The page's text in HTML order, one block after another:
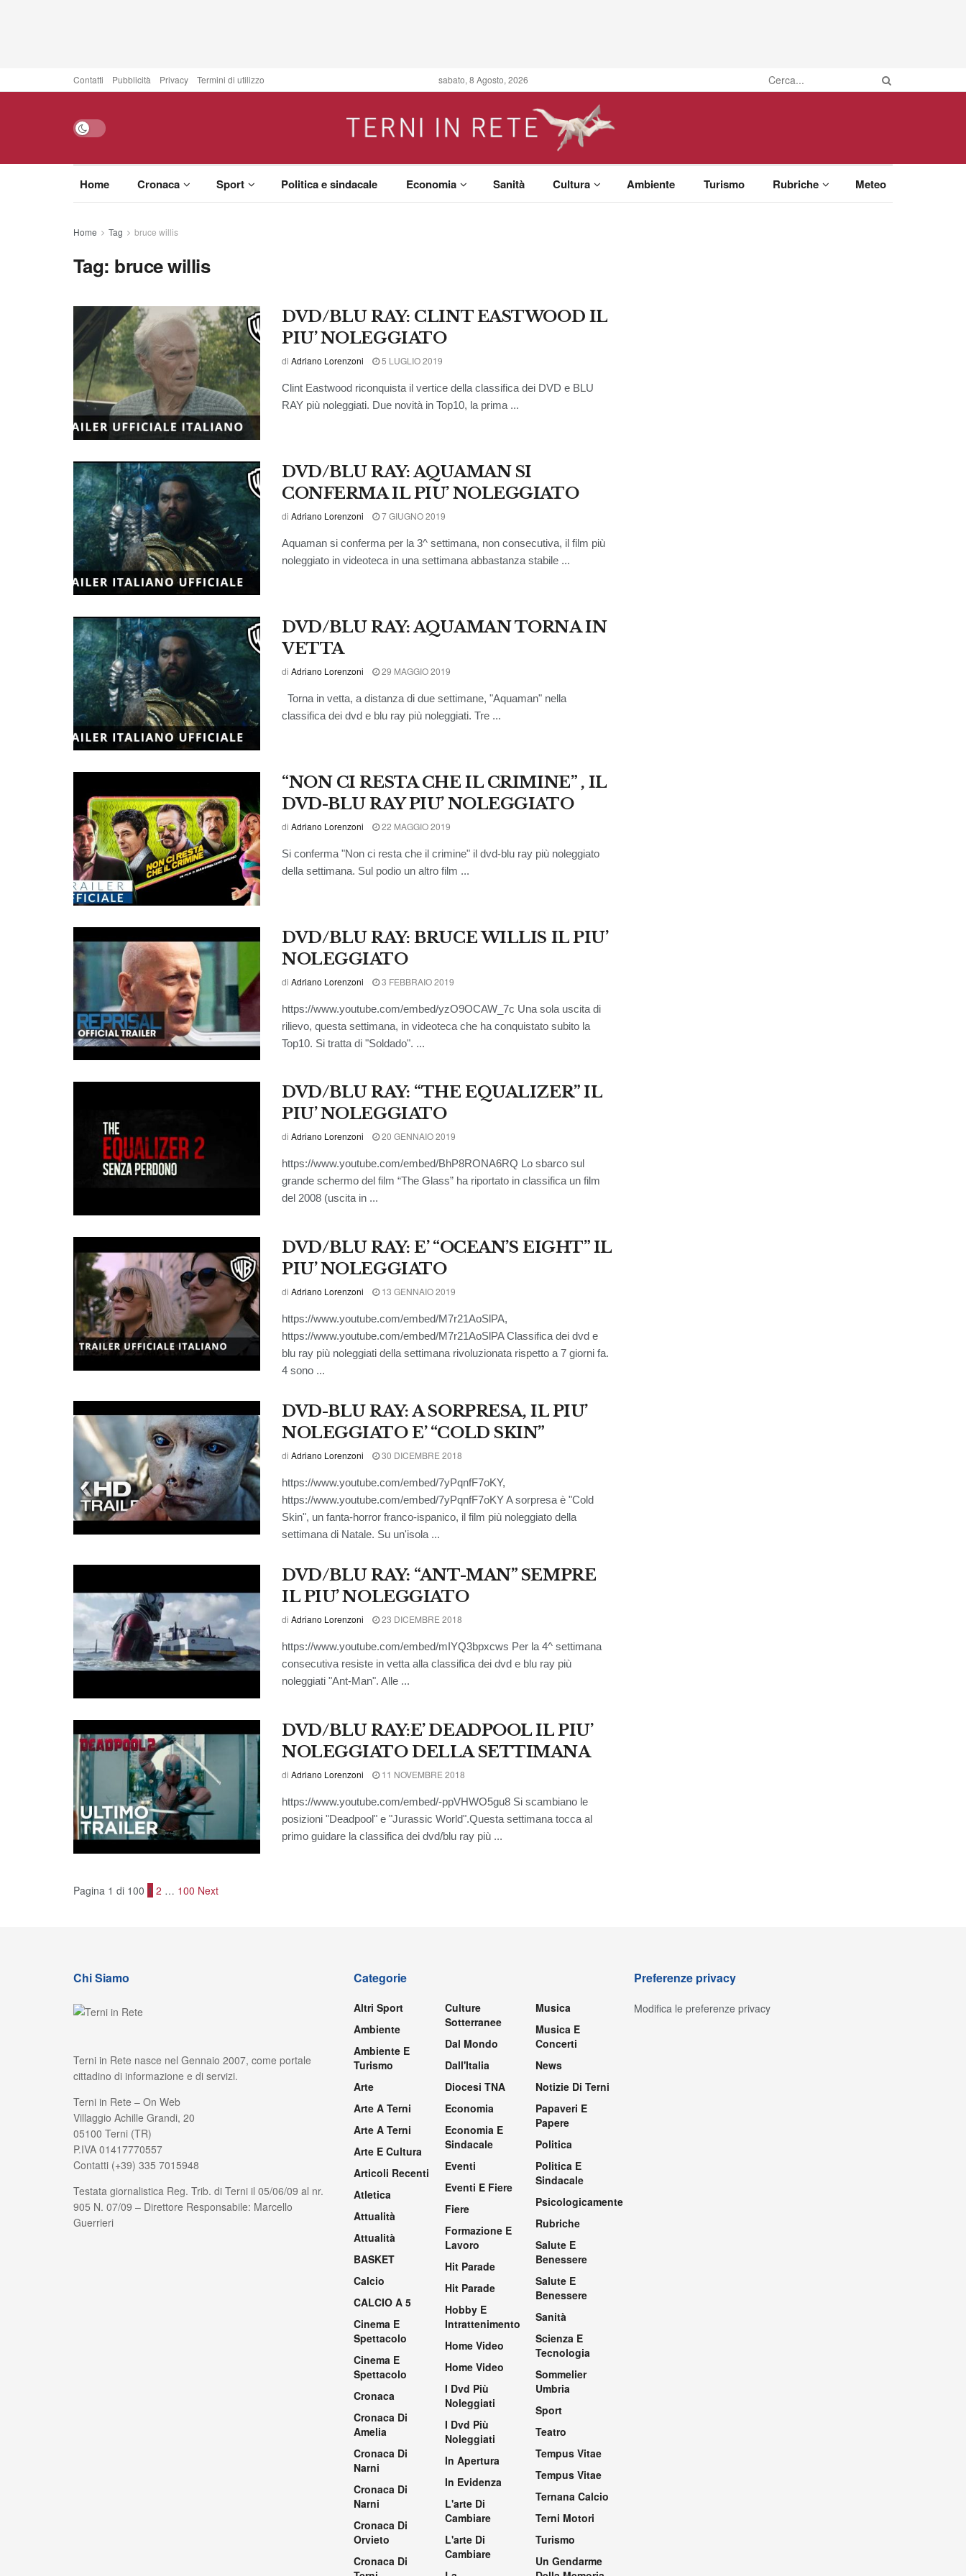
Contatti Pubblicità Privacy Termini di utilizzo sabato, 8 Agosto, 2026
Home Cronaca Sport Politica e sindacale Economia Sanità Cultura Ambiente Turismo Rubriche Meteo
Home Tag bruce willis
Tag: bruce willis
DVD/BLU RAY: CLINT EASTWOOD IL
PIU’ NOLEGGIATO
di Adriano Lorenzoni 5 LUGLIO 2019
Clint Eastwood riconquista il vertice della classifica dei DVD e BLU
RAY più noleggiati. Due novità in Top10, la prima ...
DVD/BLU RAY: AQUAMAN SI
CONFERMA IL PIU’ NOLEGGIATO
di Adriano Lorenzoni 7 GIUGNO 2019
Aquaman si conferma per la 3^ settimana, non consecutiva, il film più
noleggiato in videoteca in una settimana abbastanza stabile ...
DVD/BLU RAY: AQUAMAN TORNA IN
VETTA
di Adriano Lorenzoni 29 MAGGIO 2019
Torna in vetta, a distanza di due settimane, "Aquaman" nella
classifica dei dvd e blu ray più noleggiati. Tre ...
“NON CI RESTA CHE IL CRIMINE” , IL
DVD-BLU RAY PIU’ NOLEGGIATO
di Adriano Lorenzoni 22 MAGGIO 2019
Si conferma "Non ci resta che il crimine" il dvd-blu ray più noleggiato
della settimana. Sul podio un altro film ...
DVD/BLU RAY: BRUCE WILLIS IL PIU’
NOLEGGIATO
di Adriano Lorenzoni 3 FEBBRAIO 2019
https://www.youtube.com/embed/yzO9OCAW_7c Una sola uscita di
rilievo, questa settimana, in videoteca che ha conquistato subito la
Top10. Si tratta di "Soldado". ...
DVD/BLU RAY: “THE EQUALIZER” IL
PIU’ NOLEGGIATO
di Adriano Lorenzoni 20 GENNAIO 2019
https://www.youtube.com/embed/BhP8RONA6RQ Lo sbarco sul
grande schermo del film “The Glass” ha riportato in classifica un film
del 2008 (uscita in ...
DVD/BLU RAY: E’ “OCEAN’S EIGHT” IL
PIU’ NOLEGGIATO
di Adriano Lorenzoni 13 GENNAIO 2019
https://www.youtube.com/embed/M7r21AoSlPA,
https://www.youtube.com/embed/M7r21AoSlPA Classifica dei dvd e
blu ray più noleggiati della settimana rivoluzionata rispetto a 7 giorni fa.
4 sono ...
DVD-BLU RAY: A SORPRESA, IL PIU’
NOLEGGIATO E’ “COLD SKIN”
di Adriano Lorenzoni 30 DICEMBRE 2018
https://www.youtube.com/embed/7yPqnfF7oKY,
https://www.youtube.com/embed/7yPqnfF7oKY A sorpresa è "Cold
Skin", un fanta-horror franco-ispanico, il film più noleggiato della
settimana di Natale. Su un'isola ...
DVD/BLU RAY: “ANT-MAN” SEMPRE
IL PIU’ NOLEGGIATO
di Adriano Lorenzoni 23 DICEMBRE 2018
https://www.youtube.com/embed/mIYQ3bpxcws Per la 4^ settimana
consecutiva resiste in vetta alla classifica dei dvd e blu ray più
noleggiati "Ant-Man". Alle ...
DVD/BLU RAY:E’ DEADPOOL IL PIU’
NOLEGGIATO DELLA SETTIMANA
di Adriano Lorenzoni 11 NOVEMBRE 2018
https://www.youtube.com/embed/-ppVHWO5gu8 Si scambiano le
posizioni "Deadpool" e "Jurassic World".Questa settimana tocca al
primo guidare la classifica dei dvd/blu ray più ...
Pagina 1 di 100 1 2 … 100 Next
Chi Siamo
Terni in Rete nasce nel Gennaio 2007, come portale
cittadino di informazione e di servizi.
Terni in Rete – On Web
Villaggio Achille Grandi, 20
05100 Terni (TR)
P.IVA 01417770557
Contatti (+39) 335 7015948
Testata giornalistica Reg. Trib. di Terni il 05/06/09 al nr.
905 N. 07/09 – Direttore Responsabile: Marcello
Guerrieri
Categorie
Altri Sport
Ambiente
Ambiente E
Turismo
Arte
Arte A Terni
Arte A Terni
Arte E Cultura
Articoli Recenti
Atletica
Attualità
Attualità
BASKET
Calcio
CALCIO A 5
Cinema E
Spettacolo
Cinema E
Spettacolo
Cronaca
Cronaca Di
Amelia
Cronaca Di
Narni
Cronaca Di
Narni
Cronaca Di
Orvieto
Cronaca Di
Culture
Sotterranee
Dal Mondo
Dall'Italia
Diocesi TNA
Economia
Economia E
Sindacale
Eventi
Eventi E Fiere
Fiere
Formazione E
Lavoro
Hit Parade
Hit Parade
Hobby E
Intrattenimento
Home Video
Home Video
I Dvd Più
Noleggiati
I Dvd Più
Noleggiati
In Apertura
In Evidenza
L'arte Di
Cambiare
L'arte Di
Cambiare
Musica
Musica E
Concerti
News
Notizie Di Terni
Papaveri E
Papere
Politica
Politica E
Sindacale
Psicologicamente
Rubriche
Salute E
Benessere
Salute E
Benessere
Sanità
Scienza E
Tecnologia
Sommelier
Umbria
Sport
Teatro
Tempus Vitae
Tempus Vitae
Ternana Calcio
Terni Motori
Turismo
Un Gendarme
Preferenze privacy
Modifica le preferenze privacy